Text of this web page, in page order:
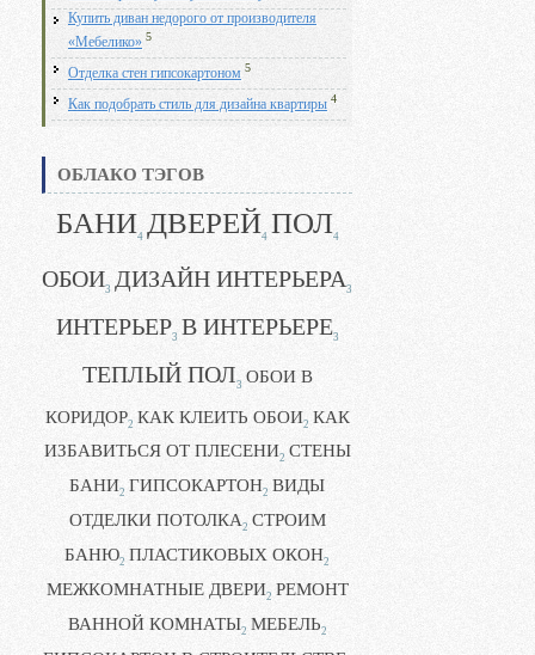
Купить диван недорого от производителя
«Мебелико» 5
Отделка стен гипсокартоном 5
Как подобрать стиль для дизайна квартиры 4
ОБЛАКО ТЭГОВ
БАНИ4 ДВЕРЕЙ4 ПОЛ4
ОБОИ3 ДИЗАЙН ИНТЕРЬЕРА3
ИНТЕРЬЕР3 В ИНТЕРЬЕРЕ3
ТЕПЛЫЙ ПОЛ3 ОБОИ В
КОРИДОР2 КАК КЛЕИТЬ ОБОИ2 КАК
ИЗБАВИТЬСЯ ОТ ПЛЕСЕНИ2 СТЕНЫ
БАНИ2 ГИПСОКАРТОН2 ВИДЫ
ОТДЕЛКИ ПОТОЛКА2 СТРОИМ
БАНЮ2 ПЛАСТИКОВЫХ ОКОН2
МЕЖКОМНАТНЫЕ ДВЕРИ2 РЕМОНТ
ВАННОЙ КОМНАТЫ2 МЕБЕЛЬ2